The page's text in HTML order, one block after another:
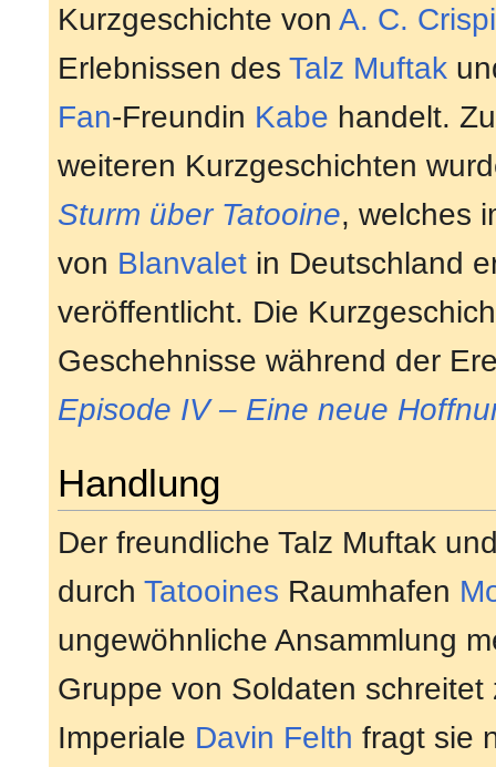
Kurzgeschichte von A. C.
Erlebnissen des Talz Muftak
Fan-Freundin Kabe handelt.
weiteren Kurzgeschichten
Sturm über Tatooine, welches
von Blanvalet in Deutschland
veröffentlicht. Die
Geschehnisse während der
Episode IV – Eine neue
Handlung
Der freundliche Talz Muftak
durch Tatooines Raumhafen
ungewöhnliche Ansammlung
Gruppe von Soldaten
Imperiale Davin Felth fragt sie